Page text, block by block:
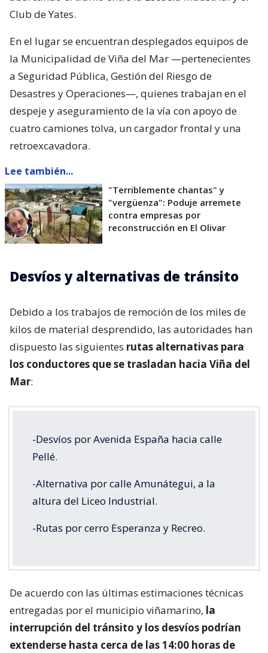
Club de Yates.
En el lugar se encuentran desplegados equipos de
la Municipalidad de Viña del Mar —pertenecientes
a Seguridad Pública, Gestión del Riesgo de
Desastres y Operaciones—, quienes trabajan en el
despeje y aseguramiento de la vía con apoyo de
cuatro camiones tolva, un cargador frontal y una
retroexcavadora.
Lee también...
"Terriblemente chantas" y
"vergüenza": Poduje arremete
contra empresas por
reconstrucción en El Olivar
Desvíos y alternativas de tránsito
Debido a los trabajos de remoción de los miles de
kilos de material desprendido, las autoridades han
dispuesto las siguientes rutas alternativas para
los conductores que se trasladan hacia Viña del
Mar:
-Desvíos por Avenida España hacia calle
Pellé.
-Alternativa por calle Amunátegui, a la
altura del Liceo Industrial.
-Rutas por cerro Esperanza y Recreo.
De acuerdo con las últimas estimaciones técnicas
entregadas por el municipio viñamarino, la
interrupción del tránsito y los desvíos podrían
extenderse hasta cerca de las 14:00 horas de